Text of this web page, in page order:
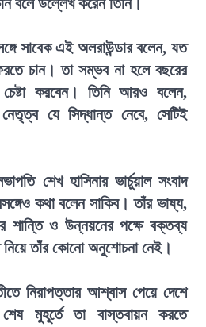
সাবেক এই অলরাউন্ডার বলেন, যত
চান। তা সম্ভব না হলে বছরের
করবেন। তিনি আরও বলেন,
যে সিদ্ধান্ত নেবে, সেটিই
শেখ হাসিনার ভার্চুয়াল সংবাদ
কথা বলেন সাকিব। তাঁর ভাষ্য,
শান্তি ও উন্নয়নের পক্ষে বক্তব্য
নিয়ে তাঁর কোনো অনুশোচনা নেই।
নিরাপত্তার আশ্বাস পেয়ে দেশে
মুহূর্তে তা বাস্তবায়ন করতে